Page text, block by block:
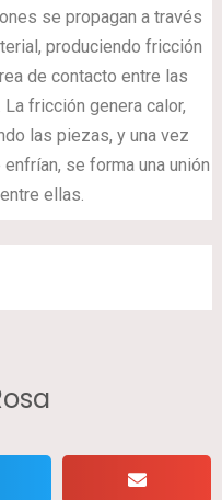
se propagan a través
produciendo fricción
de contacto entre las
La fricción genera calor,
las piezas, y una vez
se forma una unión
ellas.